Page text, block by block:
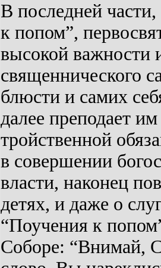
В последней
к попом”,
высокой важности
священнического
блюсти и самих
далее преподает
тройственной
в совершении
власти, наконец
детях, и даже о
“Поучения к
Соборе: “Внимай,